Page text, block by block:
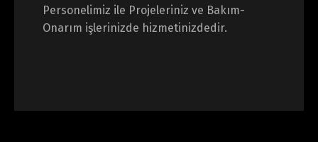
Personelimiz ile Projeleriniz ve Bakım-
Onarım işlerinizde hizmetinizdedir.